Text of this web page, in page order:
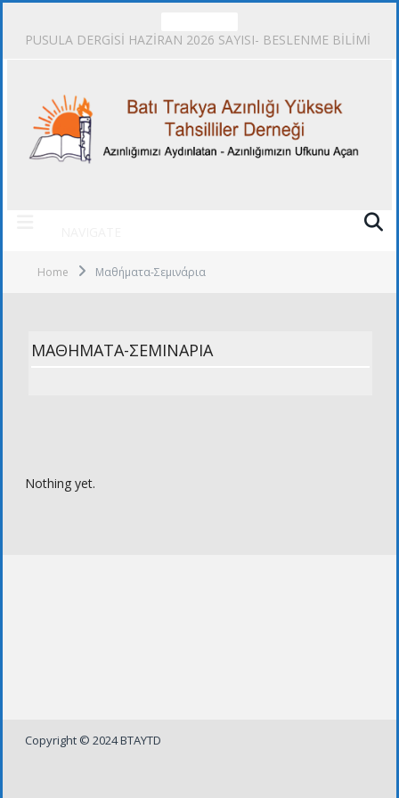
PUSULA DERGİSİ HAZİRAN 2026 SAYISI- BESLENME BİLİMİ
Home Μαθήματα-Σεμινάρια
ΜΑΘΉΜΑΤΑ-ΣΕΜΙΝΆΡΙΑ
Nothing yet.
Copyright © 2024 BTAYTD